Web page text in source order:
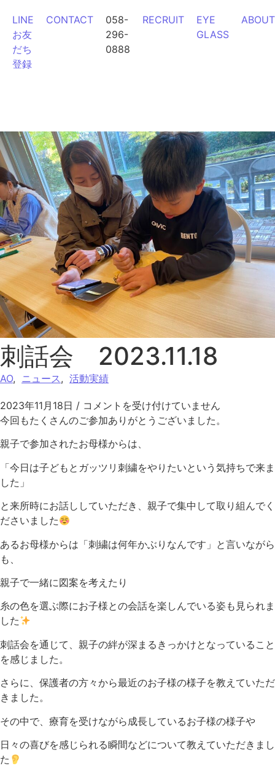
LINE
お友
だち
登録
CONTACT
058-
296-
0888
RECRUIT
EYE
GLASS
ABOUT
刺話会 2023.11.18
AO, ニュース, 活動実績
2023年11月18日 / 刺話会 2023.11.18 は
コメントを受け付けていません
今回もたくさんのご参加ありがとうございました。
親子で参加されたお母様からは、
「今日は子どもとガッツリ刺繍をやりたいという気持ちで来ま
した」
と来所時にお話ししていただき、親子で集中して取り組んでく
ださいました
あるお母様からは「刺繍は何年かぶりなんです」と言いながら
も、
親子で一緒に図案を考えたり
糸の色を選ぶ際にお子様との会話を楽しんでいる姿も見られま
した
刺話会を通じて、親子の絆が深まるきっかけとなっていること
を感じました。
さらに、保護者の方々から最近のお子様の様子を教えていただ
きました。
その中で、療育を受けながら成長しているお子様の様子や
日々の喜びを感じられる瞬間などについて教えていただきまし
た